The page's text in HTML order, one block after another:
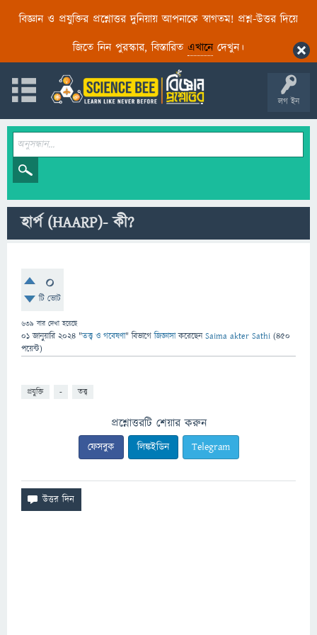
বিজ্ঞান ও প্রযুক্তির প্রশ্নোত্তর দুনিয়ায় আপনাকে স্বাগতম! প্রশ্ন-উত্তর দিয়ে
জিতে নিন পুরস্কার, বিস্তারিত এখানেদেখুন।
লগ ইন
হার্প (HAARP)- কী?
0
টি ভোট
639 বার দেখা হয়েছে
01 জানুয়ারি 2024 "তত্ত্ব ও গবেষণা" বিভাগে জিজ্ঞাসাকরেছেনSaima akter Sathi (450
পয়েন্ট)
প্রযুক্তি - তত্ত্ব
প্রশ্নোত্তরটি শেয়ার করুন
ফেসবুক লিঙ্কইডিন Telegram